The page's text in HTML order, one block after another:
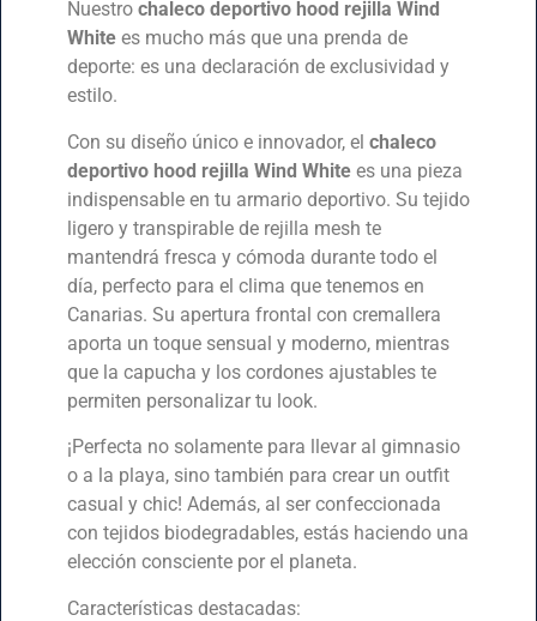
Nuestro chaleco deportivo hood rejilla Wind
White es mucho más que una prenda de
deporte: es una declaración de exclusividad y
estilo.
Con su diseño único e innovador, el chaleco
deportivo hood rejilla Wind White es una pieza
indispensable en tu armario deportivo. Su tejido
ligero y transpirable de rejilla mesh te
mantendrá fresca y cómoda durante todo el
día, perfecto para el clima que tenemos en
Canarias. Su apertura frontal con cremallera
aporta un toque sensual y moderno, mientras
que la capucha y los cordones ajustables te
permiten personalizar tu look.
¡Perfecta no solamente para llevar al gimnasio
o a la playa, sino también para crear un outfit
casual y chic! Además, al ser confeccionada
con tejidos biodegradables, estás haciendo una
elección consciente por el planeta.
Características destacadas: